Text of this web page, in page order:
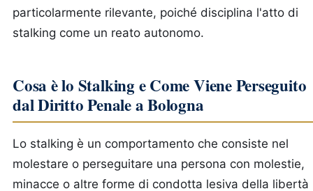
particolarmente rilevante, poiché disciplina l'atto di
stalking come un reato autonomo.
Cosa è lo Stalking e Come Viene Perseguito
dal Diritto Penale a Bologna
Lo stalking è un comportamento che consiste nel
molestare o perseguitare una persona con molestie,
minacce o altre forme di condotta lesiva della libertà